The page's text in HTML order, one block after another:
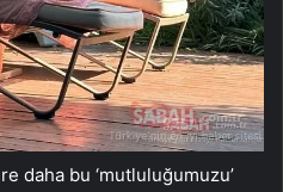
daha bu ‘mutluluğumuzu’